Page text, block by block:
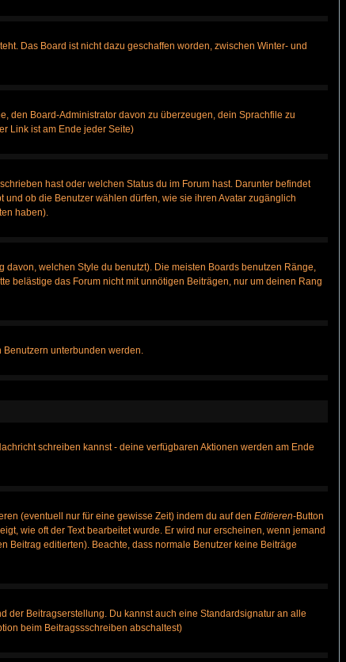
Das Board ist nicht dazu geschaffen worden, zwischen Winter- und
den Board-Administrator davon zu überzeugen, dein Sprachfile zu
Link ist am Ende jeder Seite)
hast oder welchen Status du im Forum hast. Darunter befindet
ob die Benutzer wählen dürfen, wie sie ihren Avatar zugänglich
haben).
welchen Style du benutzt). Die meisten Boards benutzen Ränge,
belästige das Forum nicht mit unnötigen Beiträgen, nur um deinen Rang
Benutzern unterbunden werden.
schreiben kannst - deine verfügbaren Aktionen werden am Ende
(eventuell nur für eine gewisse Zeit) indem du auf den Editieren-Button
wie oft der Text bearbeitet wurde. Er wird nur erscheinen, wenn jemand
Beitrag editierten). Beachte, dass normale Benutzer keine Beiträge
der Beitragserstellung. Du kannst auch eine Standardsignatur an alle
beim Beitragssschreiben abschaltest)